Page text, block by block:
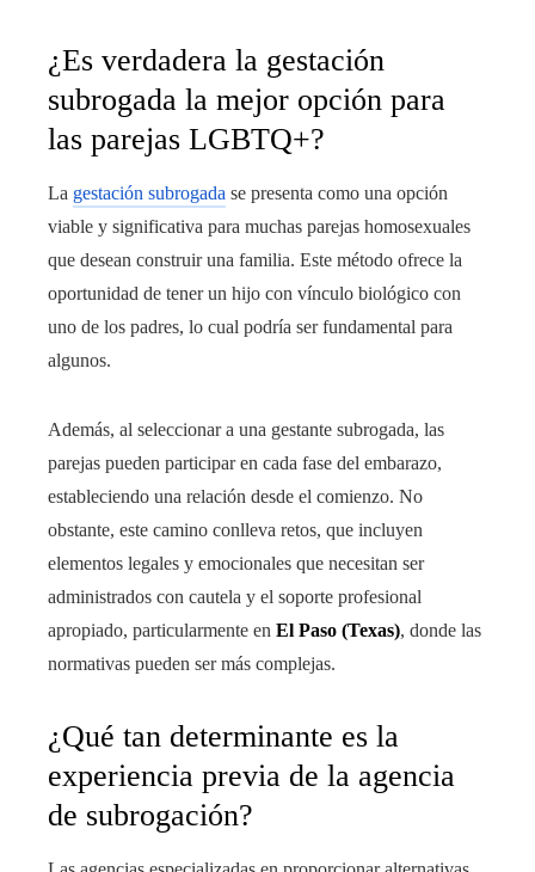
¿Es verdadera la gestación
subrogada la mejor opción para
las parejas LGBTQ+?
La gestación subrogada se presenta como una opción
viable y significativa para muchas parejas homosexuales
que desean construir una familia. Este método ofrece la
oportunidad de tener un hijo con vínculo biológico con
uno de los padres, lo cual podría ser fundamental para
algunos.
Además, al seleccionar a una gestante subrogada, las
parejas pueden participar en cada fase del embarazo,
estableciendo una relación desde el comienzo. No
obstante, este camino conlleva retos, que incluyen
elementos legales y emocionales que necesitan ser
administrados con cautela y el soporte profesional
apropiado, particularmente en El Paso (Texas), donde las
normativas pueden ser más complejas.
¿Qué tan determinante es la
experiencia previa de la agencia
de subrogación?